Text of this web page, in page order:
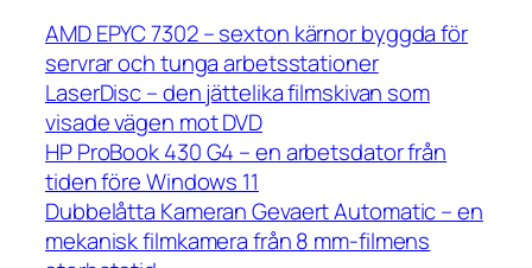
AMD EPYC 7302 – sexton kärnor byggda för
servrar och tunga arbetsstationer
LaserDisc – den jättelika filmskivan som
visade vägen mot DVD
HP ProBook 430 G4 – en arbetsdator från
tiden före Windows 11
Dubbelåtta Kameran Gevaert Automatic – en
mekanisk filmkamera från 8 mm-filmens